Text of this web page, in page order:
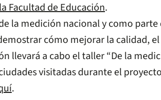
Facultad de Educación.
la medición nacional y como parte
cómo mejorar la calidad,
llevará a cabo el taller “De la
visitadas durante el
.